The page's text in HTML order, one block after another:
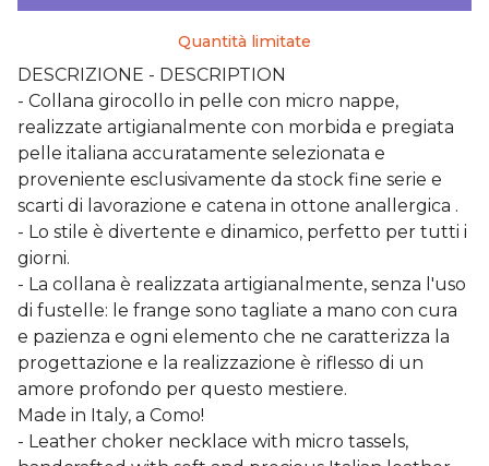
Quantità limitate
DESCRIZIONE - DESCRIPTION
- Collana girocollo in pelle con micro nappe,
realizzate artigianalmente con morbida e pregiata
pelle italiana accuratamente selezionata e
proveniente esclusivamente da stock fine serie e
scarti di lavorazione e catena in ottone anallergica .
- Lo stile è divertente e dinamico, perfetto per tutti i
giorni.
- La collana è realizzata artigianalmente, senza l'uso
di fustelle: le frange sono tagliate a mano con cura
e pazienza e ogni elemento che ne caratterizza la
progettazione e la realizzazione è riflesso di un
amore profondo per questo mestiere.
Made in Italy, a Como!
- Leather choker necklace with micro tassels,